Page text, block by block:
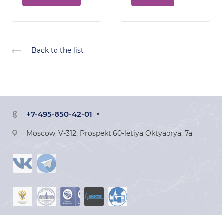
Back to the list
+7-495-850-42-01
Moscow, V-312, Prospekt 60-letiya Oktyabrya, 7a